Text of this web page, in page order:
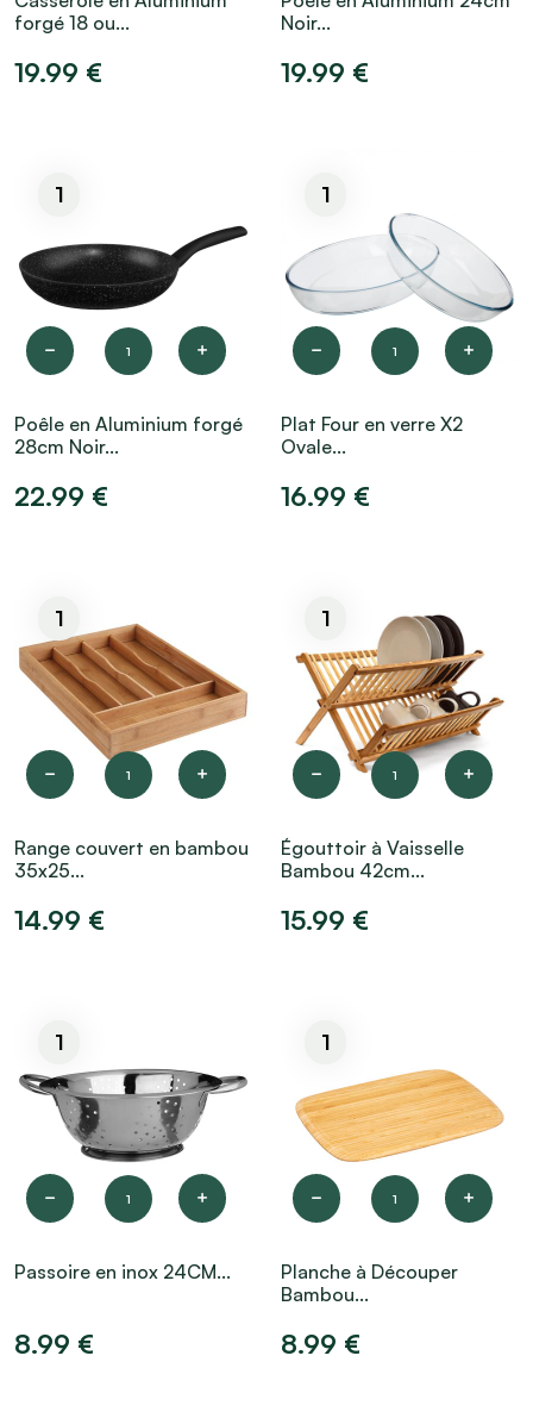
forgé 18 ou...
19.99 €
Noir...
19.99 €
1
1
Poêle en Aluminium forgé
28cm Noir...
22.99 €
1
1
Plat Four en verre X2
Ovale...
16.99 €
1
1
Range couvert en bambou
35x25...
14.99 €
1
1
Égouttoir à Vaisselle
Bambou 42cm...
15.99 €
1
1
Passoire en inox 24CM...
8.99 €
1
1
Planche à Découper
Bambou...
8.99 €